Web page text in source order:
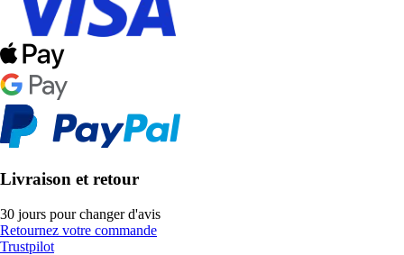
Livraison et retour
30 jours pour changer d'avis
Retournez votre commande
Trustpilot